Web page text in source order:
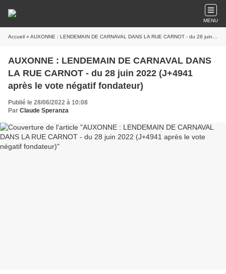
MENU
Accueil » AUXONNE : LENDEMAIN DE CARNAVAL DANS LA RUE CARNOT - du 28 juin 2022 (J+4941 après le vote négatif fondateur)
AUXONNE : LENDEMAIN DE CARNAVAL DANS
LA RUE CARNOT - du 28 juin 2022 (J+4941
après le vote négatif fondateur)
Publié le 28/06/2022 à 10:08
Par Claude Speranza